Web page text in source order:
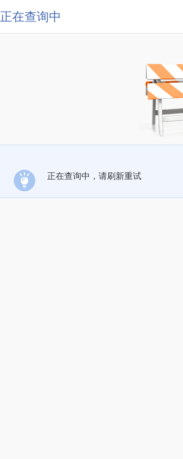
正在查询中
正在查询中，请刷新重试